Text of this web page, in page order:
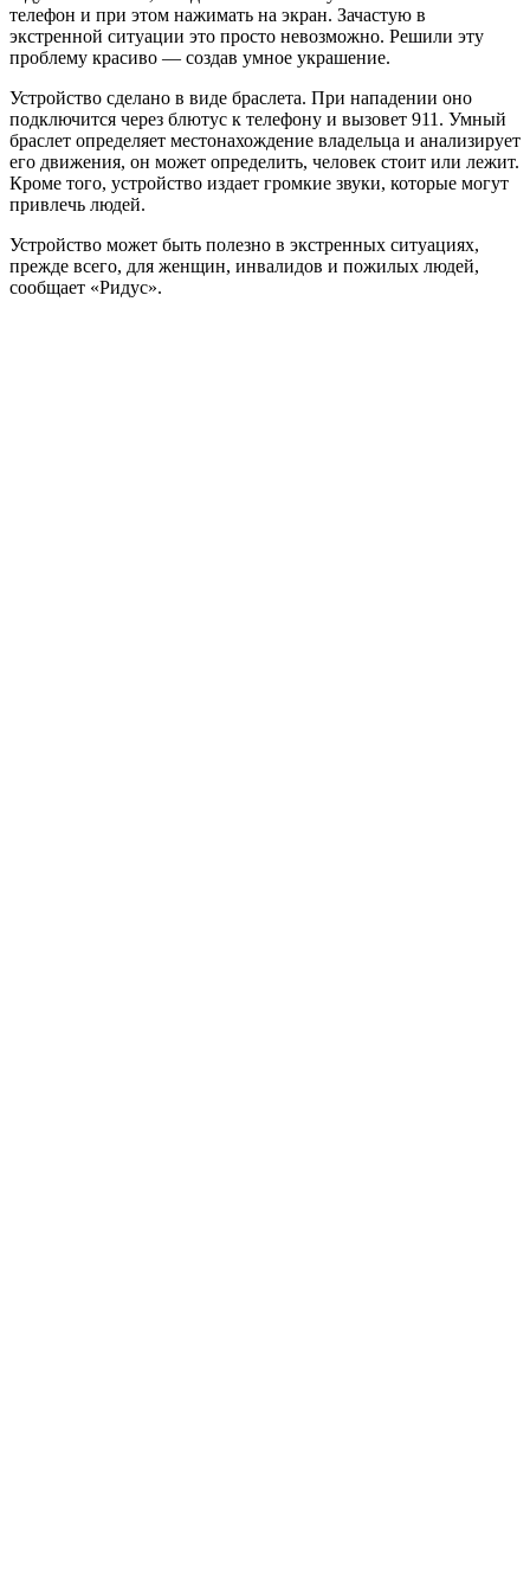
телефон и при этом нажимать на экран. Зачастую в
экстренной ситуации это просто невозможно. Решили эту
проблему красиво — создав умное украшение.
Устройство сделано в виде браслета. При нападении оно
подключится через блютус к телефону и вызовет 911. Умный
браслет определяет местонахождение владельца и анализирует
его движения, он может определить, человек стоит или лежит.
Кроме того, устройство издает громкие звуки, которые могут
привлечь людей.
Устройство может быть полезно в экстренных ситуациях,
прежде всего, для женщин, инвалидов и пожилых людей,
сообщает «Ридус».